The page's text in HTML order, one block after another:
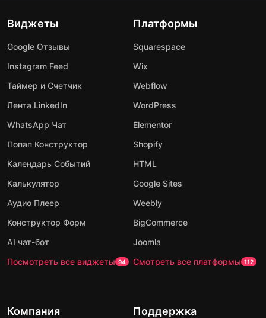
Виджеты
Google Отзывы
Instagram Feed
Таймер и Счетчик
Лента LinkedIn
WhatsApp Чат
Попап Конструктор
Календарь Событий
Калькулятор
Аудио Плеер
Конструктор Форм
AI чат-бот
Посмотреть все виджеты 94
Платформы
Squarespace
Wix
Webflow
WordPress
Elementor
Shopify
HTML
Google Sites
Weebly
BigCommerce
Joomla
Смотреть все платформы 112
Компания Поддержка